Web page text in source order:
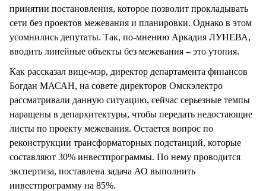
принятии постановления, которое позволит прокладывать
сети без проектов межевания и планировки. Однако в этом
усомнились депутаты. Так, по-мнению Аркадия ЛУНЕВА,
вводить линейные объекты без межевания – это утопия.
Как рассказал вице-мэр, директор департамента финансов
Богдан МАСАН, на совете директоров Омскэлектро
рассматривали данную ситуацию, сейчас серьезные темпы
наращены в депархитектуры, чтобы передать недостающие
листы по проекту межевания. Остается вопрос по
реконструкции трансформаторных подстанций, которые
составляют 30% инвестпрограммы. По нему проводится
экспертиза, поставлена задача АО выполнить
инвестпрограмму на 85%.